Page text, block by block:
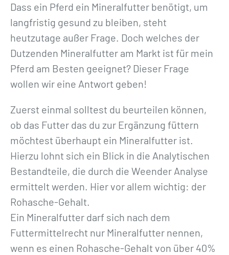
Dass ein Pferd ein Mineralfutter benötigt, um
langfristig gesund zu bleiben, steht
heutzutage außer Frage. Doch welches der
Dutzenden Mineralfutter am Markt ist für mein
Pferd am Besten geeignet? Dieser Frage
wollen wir eine Antwort geben!
Zuerst einmal solltest du beurteilen können,
ob das Futter das du zur Ergänzung füttern
möchtest überhaupt ein Mineralfutter ist.
Hierzu lohnt sich ein Blick in die Analytischen
Bestandteile, die durch die Weender Analyse
ermittelt werden. Hier vor allem wichtig: der
Rohasche-Gehalt.
Ein Mineralfutter darf sich nach dem
Futtermittelrecht nur Mineralfutter nennen,
wenn es einen Rohasche-Gehalt von über 40%